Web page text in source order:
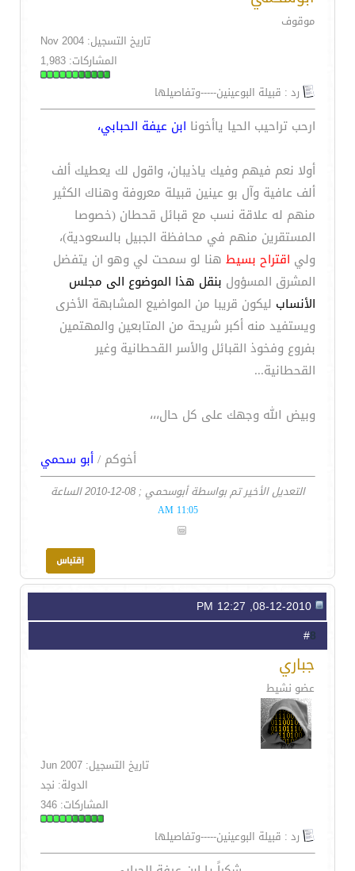
موقوف
تاريخ التسجيل: Nov 2004
المشاركات: 1,983
رد : قبيلة البوعينين-----وتفاصيلها
ارحب تراحيب الحيا ياأخونا ابن عيفة الحبابي،
أولا نعم فيهم وفيك ياذيبان، واقول لك يعطيك ألف
ألف عافية وآل بو عينين قبيلة معروفة وهناك الكثير
منهم له علاقة نسب مع قبائل قحطان (خصوصا
المستقرين منهم في محافظة الجبيل بالسعودية)،
ولي اقتراح بسيط هنا لو سمحت لي وهو ان يتفضل
المشرق المسؤول بنقل هذا الموضوع الى مجلس
الأنساب ليكون قريبا من المواضيع المشابهة الأخرى
ويستفيد منه أكبر شريحة من المتابعين والمهتمين
بفروع وفخوذ القبائل والأسر القحطانية وغير
القحطانية...
وبيض الله وجهك على كل حال،،،
أخوكم /أبو سحمي
التعديل الأخير تم بواسطة أبوسحمي ; 08-12-2010 الساعة
11:05 AM
8
جباري
عضو نشيط
تاريخ التسجيل: Jun 2007
الدولة: نجد
المشاركات: 346
رد : قبيلة البوعينين-----وتفاصيلها